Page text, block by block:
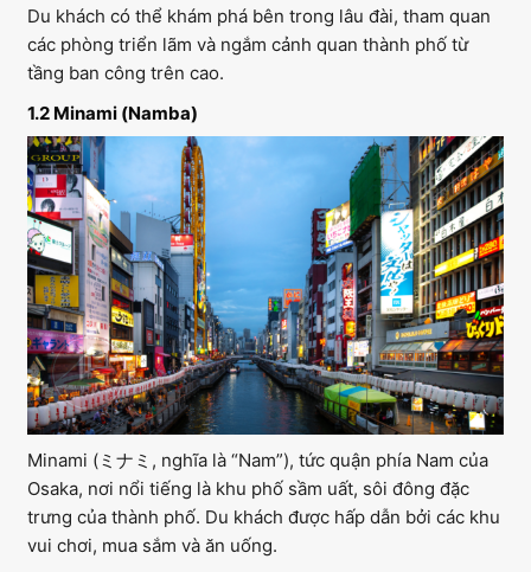
Du khách có thể khám phá bên trong lâu đài, tham quan
các phòng triển lãm và ngắm cảnh quan thành phố từ
tầng ban công trên cao.
1.2 Minami (Namba)
Minami (ミナミ, nghĩa là “Nam”), tức quận phía Nam của
Osaka, nơi nổi tiếng là khu phố sầm uất, sôi đông đặc
trưng của thành phố. Du khách được hấp dẫn bởi các khu
vui chơi, mua sắm và ăn uống.